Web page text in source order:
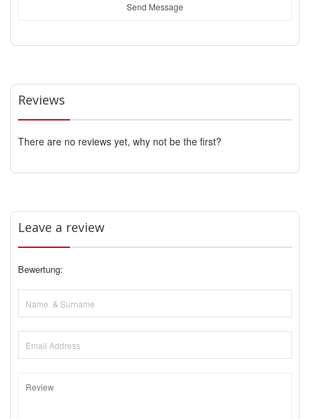
Send Message
Reviews
There are no reviews yet, why not be the first?
Leave a review
Bewertung: